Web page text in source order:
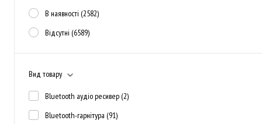
В наявності (2582)
Відсутні (6589)
Вид товару
Bluetooth аудіо ресивер (2)
Bluetooth-гарнітура (91)